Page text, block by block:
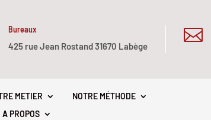
Bureaux
425 rue Jean Rostand 31670 Labège

METIER
NOTRE MÉTHODE
A PROPOS